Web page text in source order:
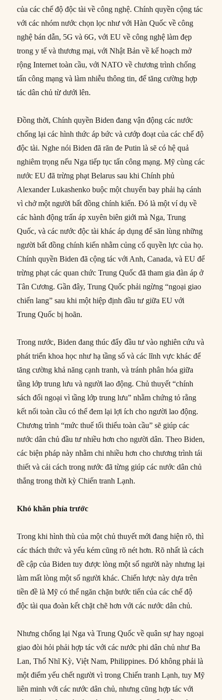
của các chế độ độc tài về công nghệ. Chính quyền cộng tác
với các nhóm nước chọn lọc như với Hàn Quốc về công
nghệ bán dẫn, 5G và 6G, với EU về công nghệ làm đẹp
trong y tế và thương mại, với Nhật Bản về kế hoạch mở
rộng Internet toàn cầu, với NATO về chương trình chống
tấn công mạng và làm nhiễu thông tin, để tăng cường hợp
tác dân chủ từ dưới lên.
Đồng thời, Chính quyền Biden đang vận động các nước
chống lại các hình thức áp bức và cướp đoạt của các chế độ
độc tài. Nghe nói Biden đã răn đe Putin là sẽ có hệ quả
nghiêm trọng nếu Nga tiếp tục tấn công mạng. Mỹ cùng các
nước EU đã trừng phạt Belarus sau khi Chính phủ
Alexander Lukashenko buộc một chuyến bay phải hạ cánh
vì chở một người bất đồng chính kiến. Đó là một ví dụ về
các hành động trấn áp xuyên biên giới mà Nga, Trung
Quốc, và các nước độc tài khác áp dụng để săn lùng những
người bất đồng chính kiến nhằm củng cố quyền lực của họ.
Chính quyền Biden đã cộng tác với Anh, Canada, và EU để
trừng phạt các quan chức Trung Quốc đã tham gia đàn áp ở
Tân Cương. Gần đây, Trung Quốc phải ngừng “ngoại giao
chiến lang” sau khi một hiệp định đầu tư giữa EU với
Trung Quốc bị hoãn.
Trong nước, Biden đang thúc đẩy đầu tư vào nghiên cứu và
phát triển khoa học như hạ tầng số và các lĩnh vực khác để
tăng cường khả năng cạnh tranh, và tránh phân hóa giữa
tầng lớp trung lưu và người lao động. Chủ thuyết “chính
sách đối ngoại vì tầng lớp trung lưu” nhằm chứng tỏ rằng
kết nối toàn cầu có thể đem lại lợi ích cho người lao động.
Chương trình “mức thuế tối thiểu toàn cầu” sẽ giúp các
nước dân chủ đầu tư nhiều hơn cho người dân. Theo Biden,
các biện pháp này nhằm chi nhiều hơn cho chương trình tái
thiết và cải cách trong nước đã từng giúp các nước dân chủ
thắng trong thời kỳ Chiến tranh Lạnh.
Khó khăn phía trước
Trong khi hình thù của một chủ thuyết mới đang hiện rõ, thì
các thách thức và yếu kém cũng rõ nét hơn. Rõ nhất là cách
đề cập của Biden tuy được lòng một số người này nhưng lại
làm mất lòng một số người khác. Chiến lược này dựa trên
tiền đề là Mỹ có thể ngăn chặn bước tiến của các chế độ
độc tài qua đoàn kết chặt chẽ hơn với các nước dân chủ.
Nhưng chống lại Nga và Trung Quốc về quân sự hay ngoại
giao đòi hỏi phải hợp tác với các nước phi dân chủ như Ba
Lan, Thổ Nhĩ Kỳ, Việt Nam, Philippines. Đó không phải là
một điểm yếu chết người vì trong Chiến tranh Lạnh, tuy Mỹ
liên minh với các nước dân chủ, nhưng cũng hợp tác với